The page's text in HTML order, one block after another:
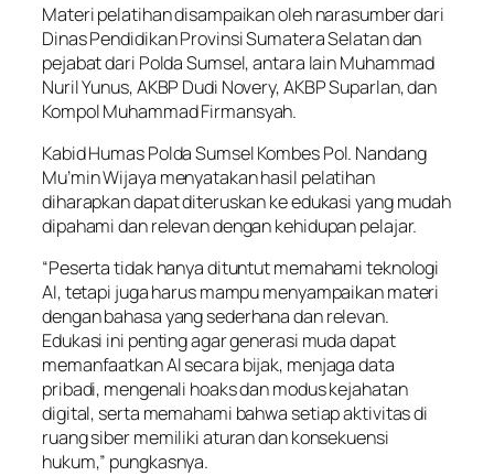
Materi pelatihan disampaikan oleh narasumber dari
Dinas Pendidikan Provinsi Sumatera Selatan dan
pejabat dari Polda Sumsel, antara lain Muhammad
Nuril Yunus, AKBP Dudi Novery, AKBP Suparlan, dan
Kompol Muhammad Firmansyah.
Kabid Humas Polda Sumsel Kombes Pol. Nandang
Mu’min Wijaya menyatakan hasil pelatihan
diharapkan dapat diteruskan ke edukasi yang mudah
dipahami dan relevan dengan kehidupan pelajar.
“Peserta tidak hanya dituntut memahami teknologi
AI, tetapi juga harus mampu menyampaikan materi
dengan bahasa yang sederhana dan relevan.
Edukasi ini penting agar generasi muda dapat
memanfaatkan AI secara bijak, menjaga data
pribadi, mengenali hoaks dan modus kejahatan
digital, serta memahami bahwa setiap aktivitas di
ruang siber memiliki aturan dan konsekuensi
hukum,” pungkasnya.